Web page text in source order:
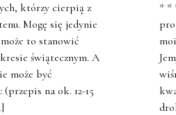
* *
którzy cierpią z
Mogę się jedynie
to stanowić
świątecznym. A
może być
na ok. 12-15